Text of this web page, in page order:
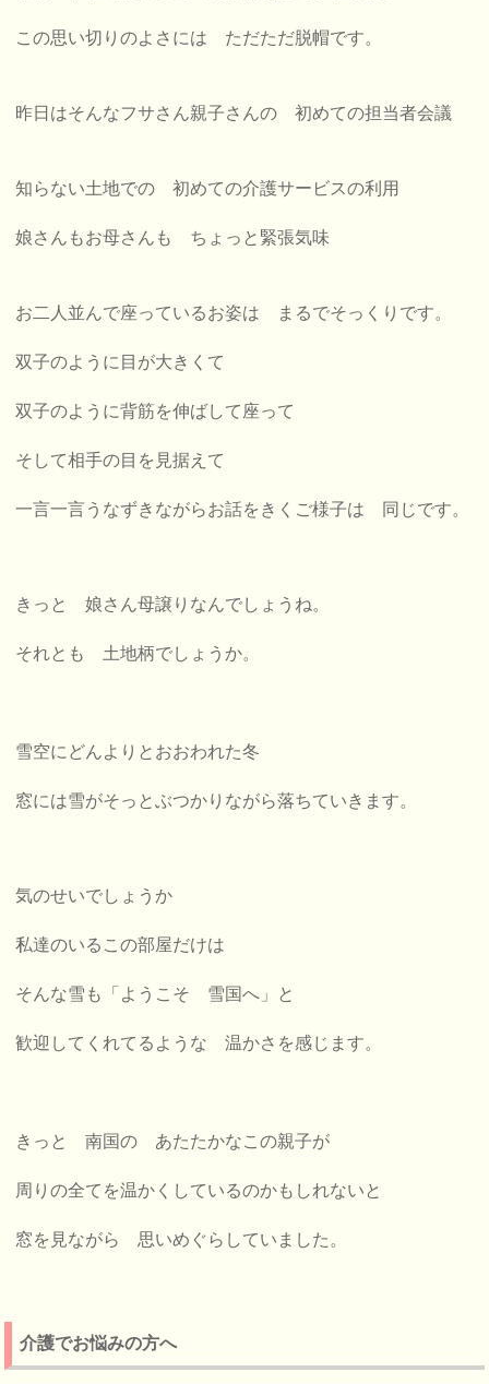
この思い切りのよさには ただただ脱帽です。
昨日はそんなフサさん親子さんの 初めての担当者会議
知らない土地での 初めての介護サービスの利用
娘さんもお母さんも ちょっと緊張気味
お二人並んで座っているお姿は まるでそっくりです。
双子のように目が大きくて
双子のように背筋を伸ばして座って
そして相手の目を見据えて
一言一言うなずきながらお話をきくご様子は 同じです。
きっと 娘さん母譲りなんでしょうね。
それとも 土地柄でしょうか。
雪空にどんよりとおおわれた冬
窓には雪がそっとぶつかりながら落ちていきます。
気のせいでしょうか
私達のいるこの部屋だけは
そんな雪も「ようこそ 雪国へ」と
歓迎してくれてるような 温かさを感じます。
きっと 南国の あたたかなこの親子が
周りの全てを温かくしているのかもしれないと
窓を見ながら 思いめぐらしていました。
介護でお悩みの方へ